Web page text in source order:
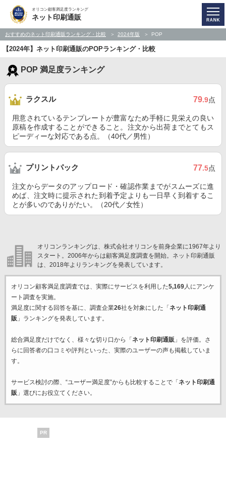
オリコン顧客満足度ランキング
ネット印刷通販
おすすめのネット印刷通販ランキング・比較 2024年版 POP
【2024年】ネット印刷通販のPOPランキング・比較
POP 満足度ランキング
ラクスル 79.9点
用意されているテンプレートが豊富なため手軽に見栄えの良い
原稿を作成することができること。注文から出荷までとてもス
ピーディーな対応である点。（40代／男性）
プリントパック 77.5点
注文からデータのアップロード・確認作業までがスムーズに進
めば、注文時に提示された到着予定よりも一日早く到着するこ
とが多いのでありがたい。（20代／女性）
オリコンランキングは、株式会社オリコンを前身企業に1967年より
スタート。2006年からは顧客満足度調査を開始。ネット印刷通販
は、2018年よりランキングを発表しています。
オリコン顧客満足度調査では、実際にサービスを利用した5,169人にアンケ
ート調査を実施。
満足度に関する回答を基に、調査企業26社を対象にした「 ネット印刷通
販 」ランキングを発表しています。
総合満足度だけでなく、様々な切り口から「 ネット印刷通販 」を評価。さ
らに回答者の口コミや評判といった、実際のユーザーの声も掲載していま
す。
サービス検討の際、“ユーザー満足度”からも比較することで「 ネット印刷通
販 」選びにお役立てください。
PR